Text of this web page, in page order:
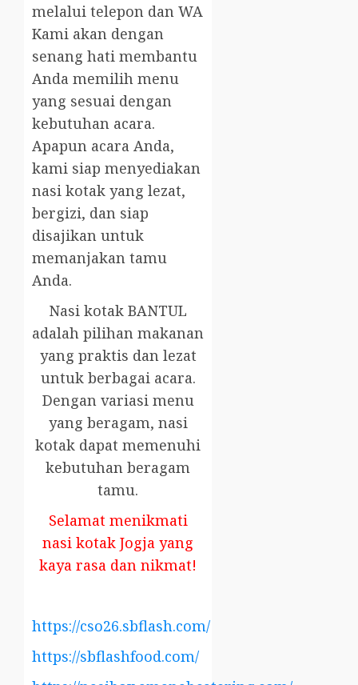
melalui telepon dan WA
Kami akan dengan
senang hati membantu
Anda memilih menu
yang sesuai dengan
kebutuhan acara.
Apapun acara Anda,
kami siap menyediakan
nasi kotak yang lezat,
bergizi, dan siap
disajikan untuk
memanjakan tamu
Anda.
Nasi kotak BANTUL
adalah pilihan makanan
yang praktis dan lezat
untuk berbagai acara.
Dengan variasi menu
yang beragam, nasi
kotak dapat memenuhi
kebutuhan beragam
tamu.
Selamat menikmati
nasi kotak Jogja yang
kaya rasa dan nikmat!
https://cso26.sbflash.com/
https://sbflashfood.com/